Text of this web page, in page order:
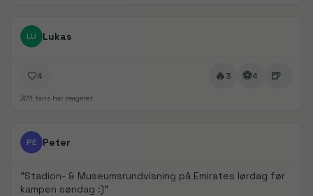
FanDays bidrag
LU Lukas
4 🔥3 ⚽4 🍺
11 fans har reageret
FanDays bidrag
PE Peter
"Stadion- & Museumsrundvisning på Emirates lørdag før
kampen søndag :)"